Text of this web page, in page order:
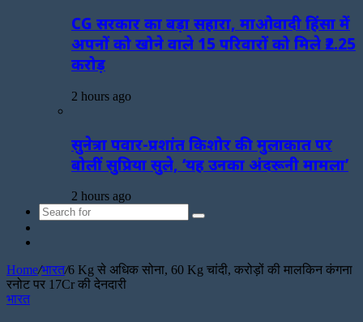
CG सरकार का बड़ा सहारा, माओवादी हिंसा में
अपनों को खोने वाले 15 परिवारों को मिले ₹2.25
करोड़
2 hours ago
सुनेत्रा पवार-प्रशांत किशोर की मुलाकात पर
बोलीं सुप्रिया सुले, ‘यह उनका अंदरूनी मामला’
2 hours ago
Search
Home/भारत/6 Kg से अधिक सोना, 60 Kg चांदी, करोड़ों की मालकिन कंगना
रनोट पर 17Cr की देनदारी
भारत